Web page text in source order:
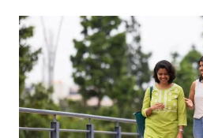
zamknąć
kalendarz.